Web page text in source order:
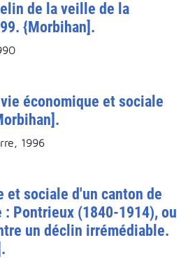
de la veille de la
{Morbihan].
économique et sociale
1996
et sociale d'un canton de
: Pontrieux (1840-1914), ou
un déclin irrémédiable.